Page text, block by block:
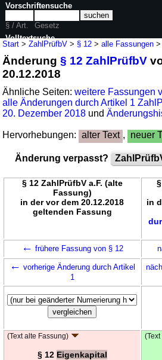
Start >ZahlPrüfbV > § 12 >alle Fassungen
Änderung§ 12 ZahlPrüfbV
20.12.2018
Ähnliche Seiten:weitere Fassungen
alle Änderungen durch Artikel 1
20. Dezember 2018 und
Hervorhebungen: alter Text , neuer
Änderung verpasst?
§ 12 ZahlPrüfbV a.F. (alte
Fassung)
in der vor dem 20.12.2018
geltenden Fassung
in
← frühere Fassung von § 12
← vorherige Änderung durch Artikel
1
(Text alte Fassung)
§ 12 Eigenkapital
Vorschriftensuche
§ / Art.
Gesetz
Volltextsuche
nur in ZahlPrüfbV